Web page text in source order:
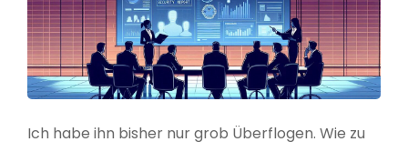
Ich habe ihn bisher nur grob Überflogen. Wie zu